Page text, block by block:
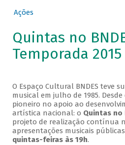
Ações
Quintas no
Temporada 2015
O Espaço Cultural BNDES teve
musical em julho de 1985.
pioneiro no apoio ao
artística nacional: o Quintas no
projeto de realização contínua
apresentações musicais
quintas-feiras às 19h.